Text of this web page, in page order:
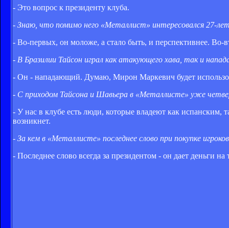
- Это вопрос к президенту клуба.
- Знаю, что помимо него «Металлист» интересовался 27-
- Во-первых, он моложе, а стало быть, и перспективнее. Во-
- В Бразилии Тайсон играл как атакующего хава, так и
- Он - нападающий. Думаю, Мирон Маркевич будет
- С приходом Тайсона и Шавьера в «Металлисте» уже
- У нас в клубе есть люди, которые владеют как
возникнет.
- За кем в «Металлисте» последнее слово при покупке
- Последнее слово всегда за президентом - он дает деньги